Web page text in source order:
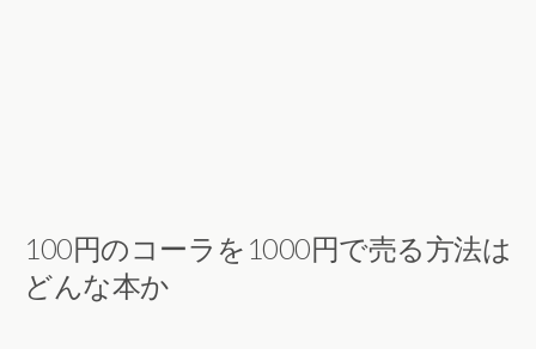
100円のコーラを1000円で売る方法は
どんな本か